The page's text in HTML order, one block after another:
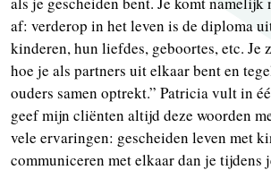
af: verderop in het leven is de diploma
kinderen, hun liefdes, geboortes, etc. Je
hoe je als partners uit elkaar bent en
ouders samen optrekt.” Patricia vult in
geef mijn cliënten altijd deze woorden
vele ervaringen: gescheiden leven met
communiceren met elkaar dan je tijdens